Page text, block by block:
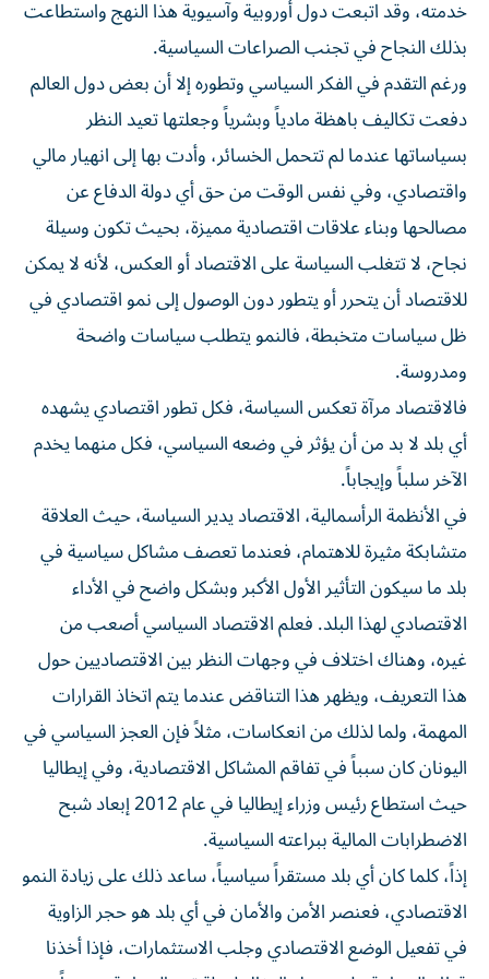
خدمته، وقد اتبعت دول أوروبية وآسيوية هذا النهج واستطاعت
بذلك النجاح في تجنب الصراعات السياسية.
ورغم التقدم في الفكر السياسي وتطوره إلا أن بعض دول العالم
دفعت تكاليف باهظة مادياً وبشرياً وجعلتها تعيد النظر
بسياساتها عندما لم تتحمل الخسائر، وأدت بها إلى انهيار مالي
واقتصادي، وفي نفس الوقت من حق أي دولة الدفاع عن
مصالحها وبناء علاقات اقتصادية مميزة، بحيث تكون وسيلة
نجاح، لا تتغلب السياسة على الاقتصاد أو العكس، لأنه لا يمكن
للاقتصاد أن يتحرر أو يتطور دون الوصول إلى نمو اقتصادي في
ظل سياسات متخبطة، فالنمو يتطلب سياسات واضحة
ومدروسة.
فالاقتصاد مرآة تعكس السياسة، فكل تطور اقتصادي يشهده
أي بلد لا بد من أن يؤثر في وضعه السياسي، فكل منهما يخدم
الآخر سلباً وإيجاباً.
في الأنظمة الرأسمالية، الاقتصاد يدير السياسة، حيث العلاقة
متشابكة مثيرة للاهتمام، فعندما تعصف مشاكل سياسية في
بلد ما سيكون التأثير الأول الأكبر وبشكل واضح في الأداء
الاقتصادي لهذا البلد. فعلم الاقتصاد السياسي أصعب من
غيره، وهناك اختلاف في وجهات النظر بين الاقتصاديين حول
هذا التعريف، ويظهر هذا التناقض عندما يتم اتخاذ القرارات
المهمة، ولما لذلك من انعكاسات، مثلاً فإن العجز السياسي في
اليونان كان سبباً في تفاقم المشاكل الاقتصادية، وفي إيطاليا
حيث استطاع رئيس وزراء إيطاليا في عام 2012 إبعاد شبح
الاضطرابات المالية ببراعته السياسية.
إذاً، كلما كان أي بلد مستقراً سياسياً، ساعد ذلك على زيادة النمو
الاقتصادي، فعنصر الأمن والأمان في أي بلد هو حجر الزاوية
في تفعيل الوضع الاقتصادي وجلب الاستثمارات، فإذا أخذنا